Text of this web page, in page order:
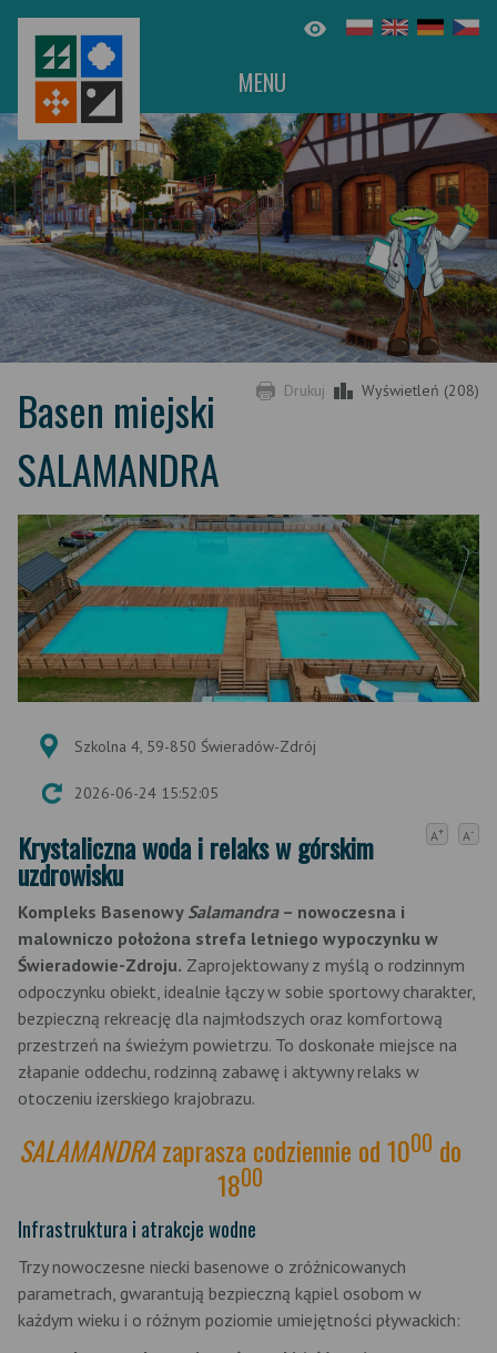
MENU
Drukuj Wyświetleń (208)
Basen miejski
SALAMANDRA
Szkolna 4, 59-850 Świeradów-Zdrój
2026-06-24 15:52:05
A+ A-
Krystaliczna woda i relaks w górskim
uzdrowisku
Kompleks Basenowy Salamandra– nowoczesna i
malowniczo położona strefa letniego wypoczynku w
Świeradowie-Zdroju. Zaprojektowany z myślą o rodzinnym
odpoczynku obiekt, idealnie łączy w sobie sportowy charakter,
bezpieczną rekreację dla najmłodszych oraz komfortową
przestrzeń na świeżym powietrzu. To doskonałe miejsce na
złapanie oddechu, rodzinną zabawę i aktywny relaks w
otoczeniu izerskiego krajobrazu.
SALAMANDRAzaprasza codziennie od 1000 do
1800
Infrastruktura i atrakcje wodne
Trzy nowoczesne niecki basenowe o zróżnicowanych
parametrach, gwarantują bezpieczną kąpiel osobom w
każdym wieku i o różnym poziomie umiejętności pływackich: